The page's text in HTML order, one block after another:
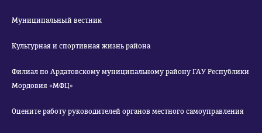
Муниципальный вестник
Культурная и спортивная жизнь района
Филиал по Ардатовскому муниципальному району ГАУ Республики
Мордовия «МФЦ»
Оцените работу руководителей органов местного самоуправления